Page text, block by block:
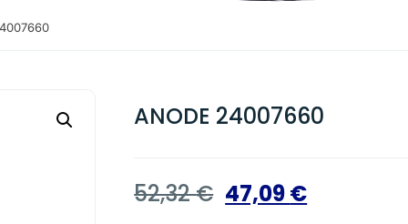
ANODE 24007660
52,32€ 47,09€